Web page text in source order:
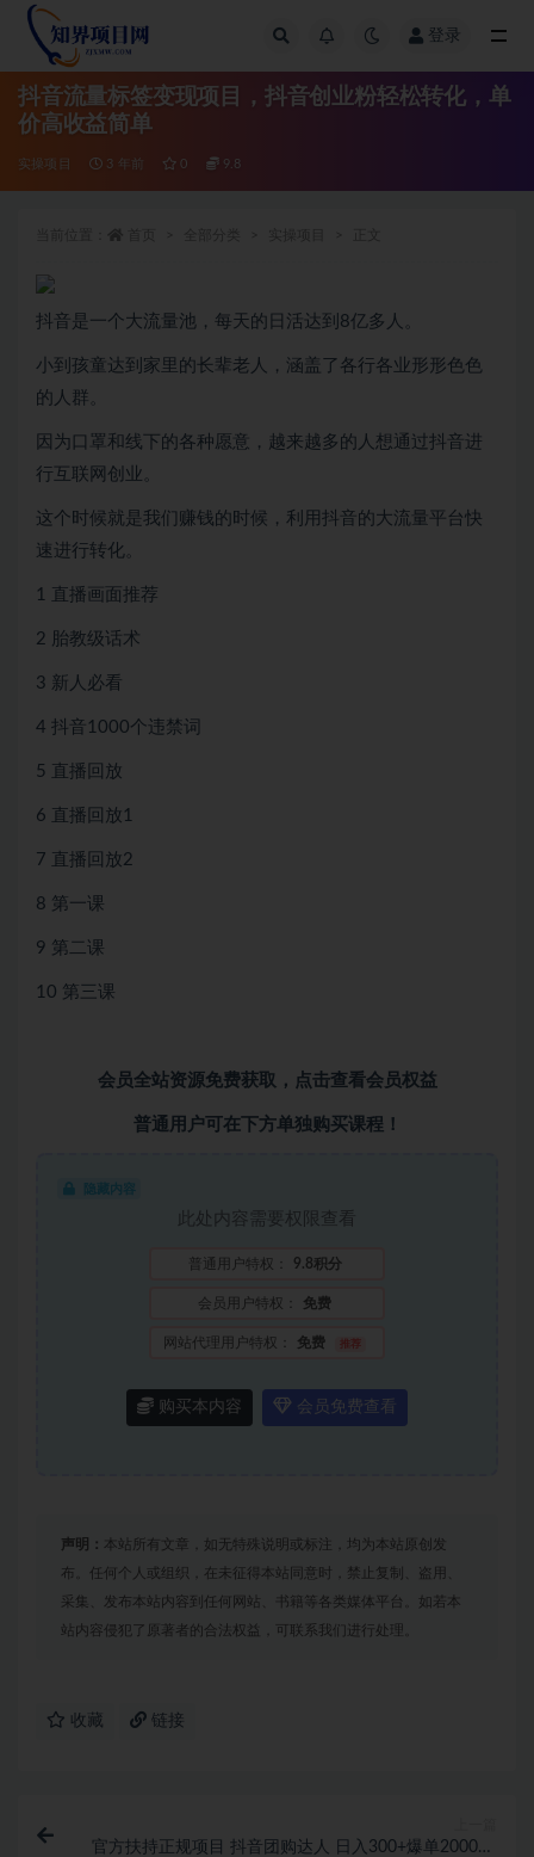
登录
抖音流量标签变现项目，抖音创业粉轻松转化，单
价高收益简单
实操项目 3 年前 0 9.8
抖音是一个大流量池，每天的日活达到8亿多人。
小到孩童达到家里的长辈老人，涵盖了各行各业形形色色
的人群。
因为口罩和线下的各种愿意，越来越多的人想通过抖音进
行互联网创业。
这个时候就是我们赚钱的时候，利用抖音的大流量平台快
速进行转化。
1 直播画面推荐
2 胎教级话术
3 新人必看
4 抖音1000个违禁词
5 直播回放
6 直播回放1
7 直播回放2
8 第一课
9 第二课
10 第三课
会员全站资源免费获取， 点击查看会员权益
普通用户可在下方单独购买课程！
隐藏内容
此处内容需要权限查看
普通用户特权： 9.8积分
会员用户特权： 免费
网站代理用户特权： 免费 推荐
购买本内容 会员免费查看
声明： 本站所有文章，如无特殊说明或标注，均为本站原创发
布。任何个人或组织，在未征得本站同意时，禁止复制、盗用、
采集、发布本站内容到任何网站、书籍等各类媒体平台。如若本
站内容侵犯了原著者的合法权益，可联系我们进行处理。
收藏 链接
官方扶持正规项目 抖音团购达人 日入300+爆单2000+0